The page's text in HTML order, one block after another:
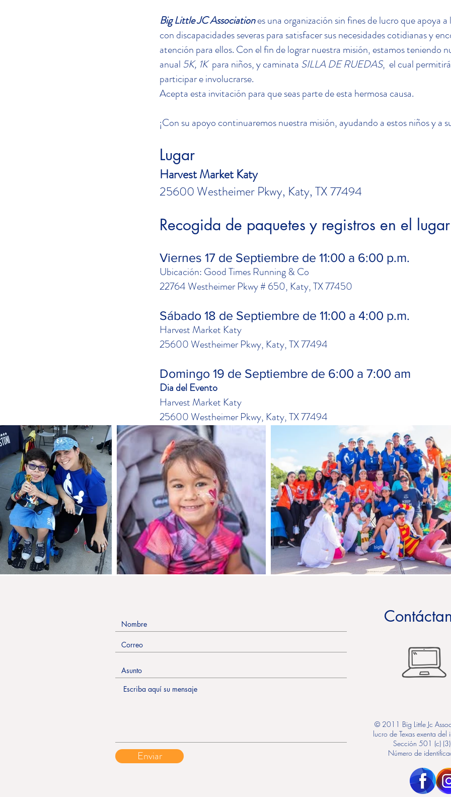
Big Little JC Associationes una organización sin fines de lucro que apoya a
con discapacidades severas para satisfacer sus necesidades cotidianas y
atención para ellos. Con el fin de lograr nuestra misión, estamos teniendo
anual 5K, 1Kpara niños, y caminata SILLA DE RUEDAS, el cual
participar e involucrarse.
Acepta esta invitación para que seas parte de esta hermosa causa.
¡Con su apoyo continuaremos nuestra misión, ayudando a estos niños y a
Lugar
Harvest Market Katy
25600 Westheimer Pkwy, Katy, TX 77494
Recogida de paquetes y registros en el lugar
Viernes 17 de Septiembre de 11:00 a 6:00 p.m.
Ubicación: Good Times Running & Co
22764 Westheimer Pkwy # 650, Katy, TX 77450
Sábado 18 de Septiembre de 11:00 a 4:00 p.m.
Harvest Market Katy
25600 Westheimer Pkwy, Katy, TX 77494
Domingo 19 de Septiembre de 6:00 a 7:00 am
Dia del Evento
Harvest Market Katy
25600 Westheimer Pkwy, Katy, TX 77494
© 2011 Big Little Jc
lucro de Texas exenta
Sección 501 (c)
Número de
Enviar